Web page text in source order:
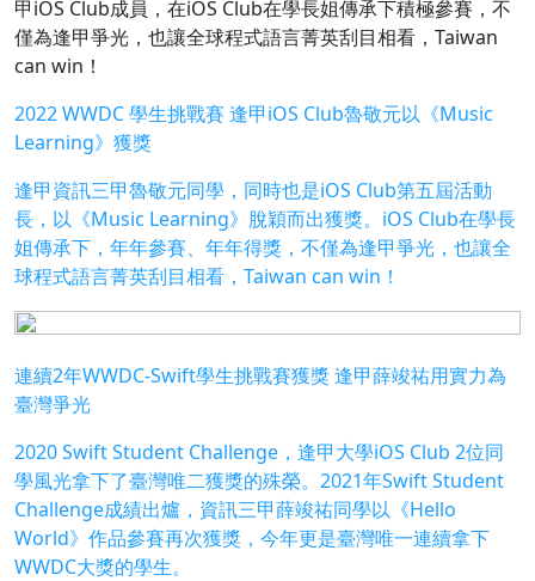
甲iOS Club成員，在iOS Club在學長姐傳承下積極參賽，不
僅為逢甲爭光，也讓全球程式語言菁英刮目相看，Taiwan
can win！
2022 WWDC 學生挑戰賽 逢甲iOS Club魯敬元以《Music
Learning》獲獎
逢甲資訊三甲魯敬元同學，同時也是iOS Club第五屆活動
長，以《Music Learning》脫穎而出獲獎。iOS Club在學長
姐傳承下，年年參賽、年年得獎，不僅為逢甲爭光，也讓全
球程式語言菁英刮目相看，Taiwan can win！
連續2年WWDC-Swift學生挑戰賽獲獎 逢甲薛竣祐用實力為
臺灣爭光
2020 Swift Student Challenge，逢甲大學iOS Club 2位同
學風光拿下了臺灣唯二獲獎的殊榮。2021年Swift Student
Challenge成績出爐，資訊三甲薛竣祐同學以《Hello
World》作品參賽再次獲獎，今年更是臺灣唯一連續拿下
WWDC大獎的學生。